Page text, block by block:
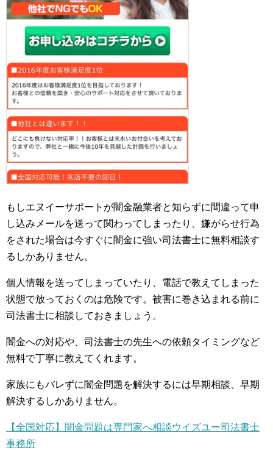
もしエヌイーサポートが闇金融業者と知らずに間違って申
し込みメールを送って関わってしまったり、嫌がらせ行為
をされた場合は今すぐに闇金に強い司法書士に無料相談す
るしかありません。
個人情報を送ってしまっていたり、電話で教えてしまった
状態で放っておくのは危険です。被害に巻き込まれる前に
司法書士に相談しておきましょう。
闇金への対応や、司法書士の先生への依頼タイミングなど
無料で丁寧に教えてくれます。
家族にもバレずに闇金問題を解決するには早期相談、早期
解決するしかありません。
【全国対応】闇金問題は専門家へ相談ウイズユー司法書士
事務所